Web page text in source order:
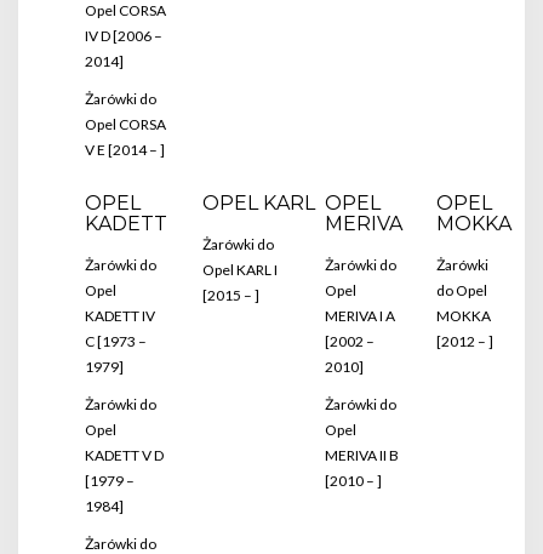
Opel CORSA
IV D [2006 –
2014]
Żarówki do
Opel CORSA
V E [2014 – ]
OPEL
KADETT
Żarówki do
Opel
KADETT IV
C [1973 –
1979]
Żarówki do
Opel
KADETT V D
[1979 –
1984]
Żarówki do
OPEL KARL
Żarówki do
Opel KARL I
[2015 – ]
OPEL
MERIVA
Żarówki do
Opel
MERIVA I A
[2002 –
2010]
Żarówki do
Opel
MERIVA II B
[2010 – ]
OPEL
MOKKA
Żarówki
do Opel
MOKKA
[2012 – ]